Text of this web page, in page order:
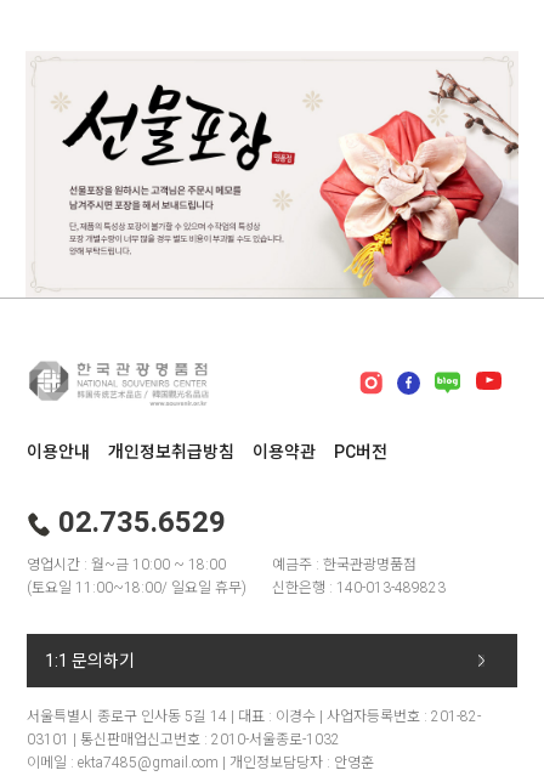
이용안내 개인정보취급방침 이용약관 PC버전
02.735.6529
영업시간 : 월~금 10:00 ~ 18:00
(토요일 11:00~18:00/ 일요일 휴무)
예금주 : 한국관광명품점
신한은행 : 140-013-489823
1:1 문의하기
서울특별시 종로구 인사동 5길 14 | 대표 : 이경수 | 사업자등록번호 : 201-82-
03101 | 통신판매업신고번호 : 2010-서울종로-1032
이메일 : ekta7485@gmail.com | 개인정보담당자 : 안영훈